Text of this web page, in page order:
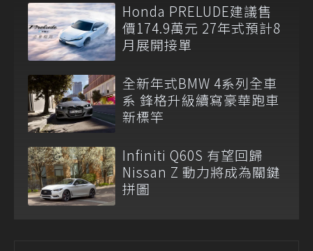
Honda PRELUDE建議售
價174.9萬元 27年式預計8
月展開接單
全新年式BMW 4系列全車
系 鋒格升級續寫豪華跑車
新標竿
Infiniti Q60S 有望回歸
Nissan Z 動力將成為關鍵
拼圖